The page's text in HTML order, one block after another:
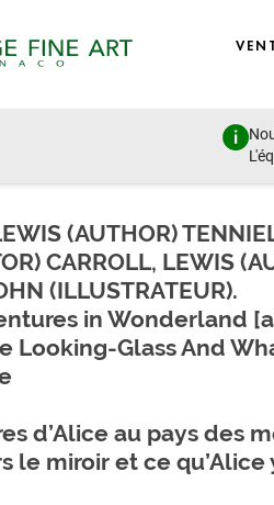
(AUTHOR)
CARROLL, LEWIS
(ILLUSTRATEUR).
in Wonderland
Looking-Glass And
d’Alice au pays des
le miroir et ce qu’Alice